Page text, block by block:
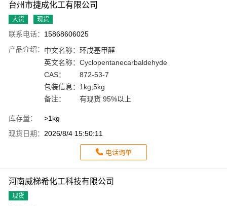
台州市捷成化工有限公司
大货 现货
联系电话： 15868606025
产品介绍： 中文名称： 环戊基甲醛
英文名称： Cyclopentanecarbaldehyde
CAS：
872-53-7
包装信息： 1kg;5kg
备注：
有现货 95%以上
库存量：
>1kg
现货日期： 2026/8/4 15:50:11
电话询单
河南威梯希化工科技有限公司
现货